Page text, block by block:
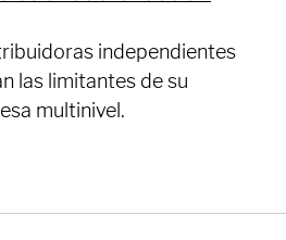
de una relación
independientes
las limitantes de su